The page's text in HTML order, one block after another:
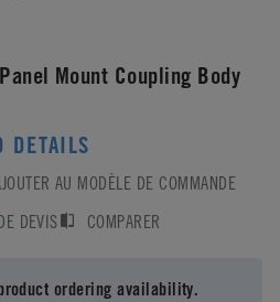
Mount Coupling Body
DETAILS
AU MODÈLE DE COMMANDE
DEVIS
COMPARER
ordering availability.